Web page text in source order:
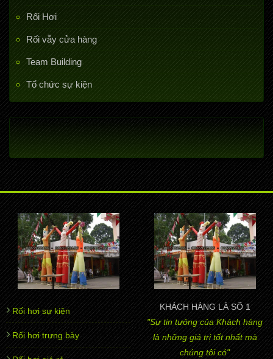
Rối Hơi
Rối vẫy cửa hàng
Team Building
Tổ chức sự kiện
Rối hơi sự kiện
Rối hơi trưng bày
KHÁCH HÀNG LÀ SỐ 1
"Sự tin tưởng của Khách hàng
là những giá trị tốt nhất mà
chúng tôi có"